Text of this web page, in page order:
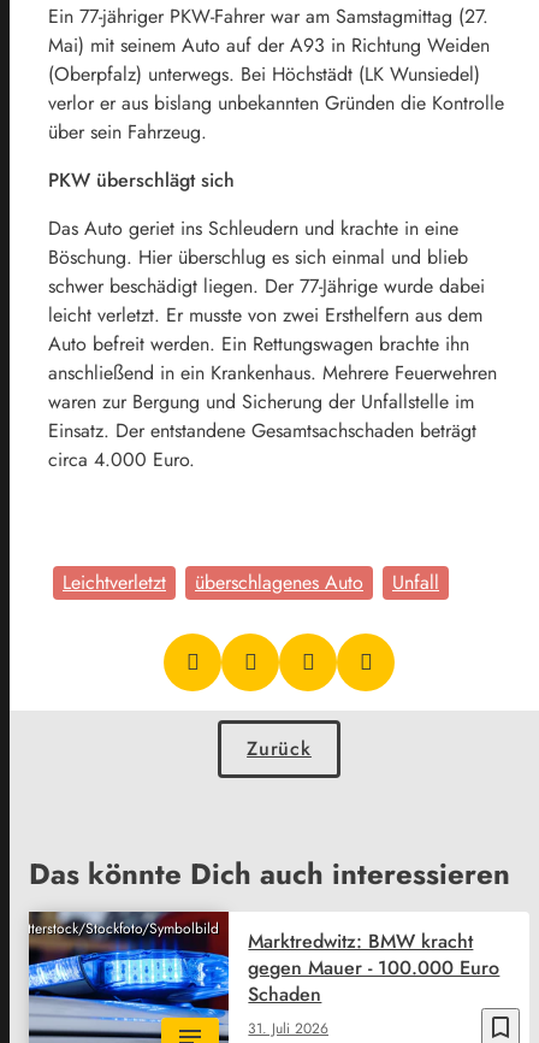
Ein 77-jähriger PKW-Fahrer war am Samstagmittag (27.
Mai) mit seinem Auto auf der A93 in Richtung Weiden
(Oberpfalz) unterwegs. Bei Höchstädt (LK Wunsiedel)
verlor er aus bislang unbekannten Gründen die Kontrolle
über sein Fahrzeug.
PKW überschlägt sich
Das Auto geriet ins Schleudern und krachte in eine
Böschung. Hier überschlug es sich einmal und blieb
schwer beschädigt liegen. Der 77-Jährige wurde dabei
leicht verletzt. Er musste von zwei Ersthelfern aus dem
Auto befreit werden. Ein Rettungswagen brachte ihn
anschließend in ein Krankenhaus. Mehrere Feuerwehren
waren zur Bergung und Sicherung der Unfallstelle im
Einsatz. Der entstandene Gesamtsachschaden beträgt
circa 4.000 Euro.
Leichtverletzt überschlagenes Auto Unfall
Zurück
Das könnte Dich auch interessieren
Shutterstock/Stockfoto/Symbolbild
bookmark_border
31. Juli 2026
Marktredwitz: BMW kracht
gegen Mauer - 100.000 Euro
Schaden